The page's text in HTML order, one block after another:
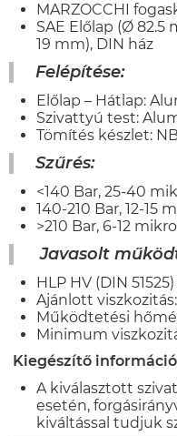
MARZOCCHI
SAE Előlap (Ø
19 mm), DIN ház
Felépítése:
Előlap – Hátlap:
Szivattyú test:
Tömítés készlet:
Szűrés:
<140 Bar, 25-40
140-210 Bar, 12-15
>210 Bar, 6-12
Javasolt
HLP HV (DIN
Ajánlott
Működtetési
Minimum
Kiegészítő
A kiválasztott
esetén,
kiváltással tudjuk